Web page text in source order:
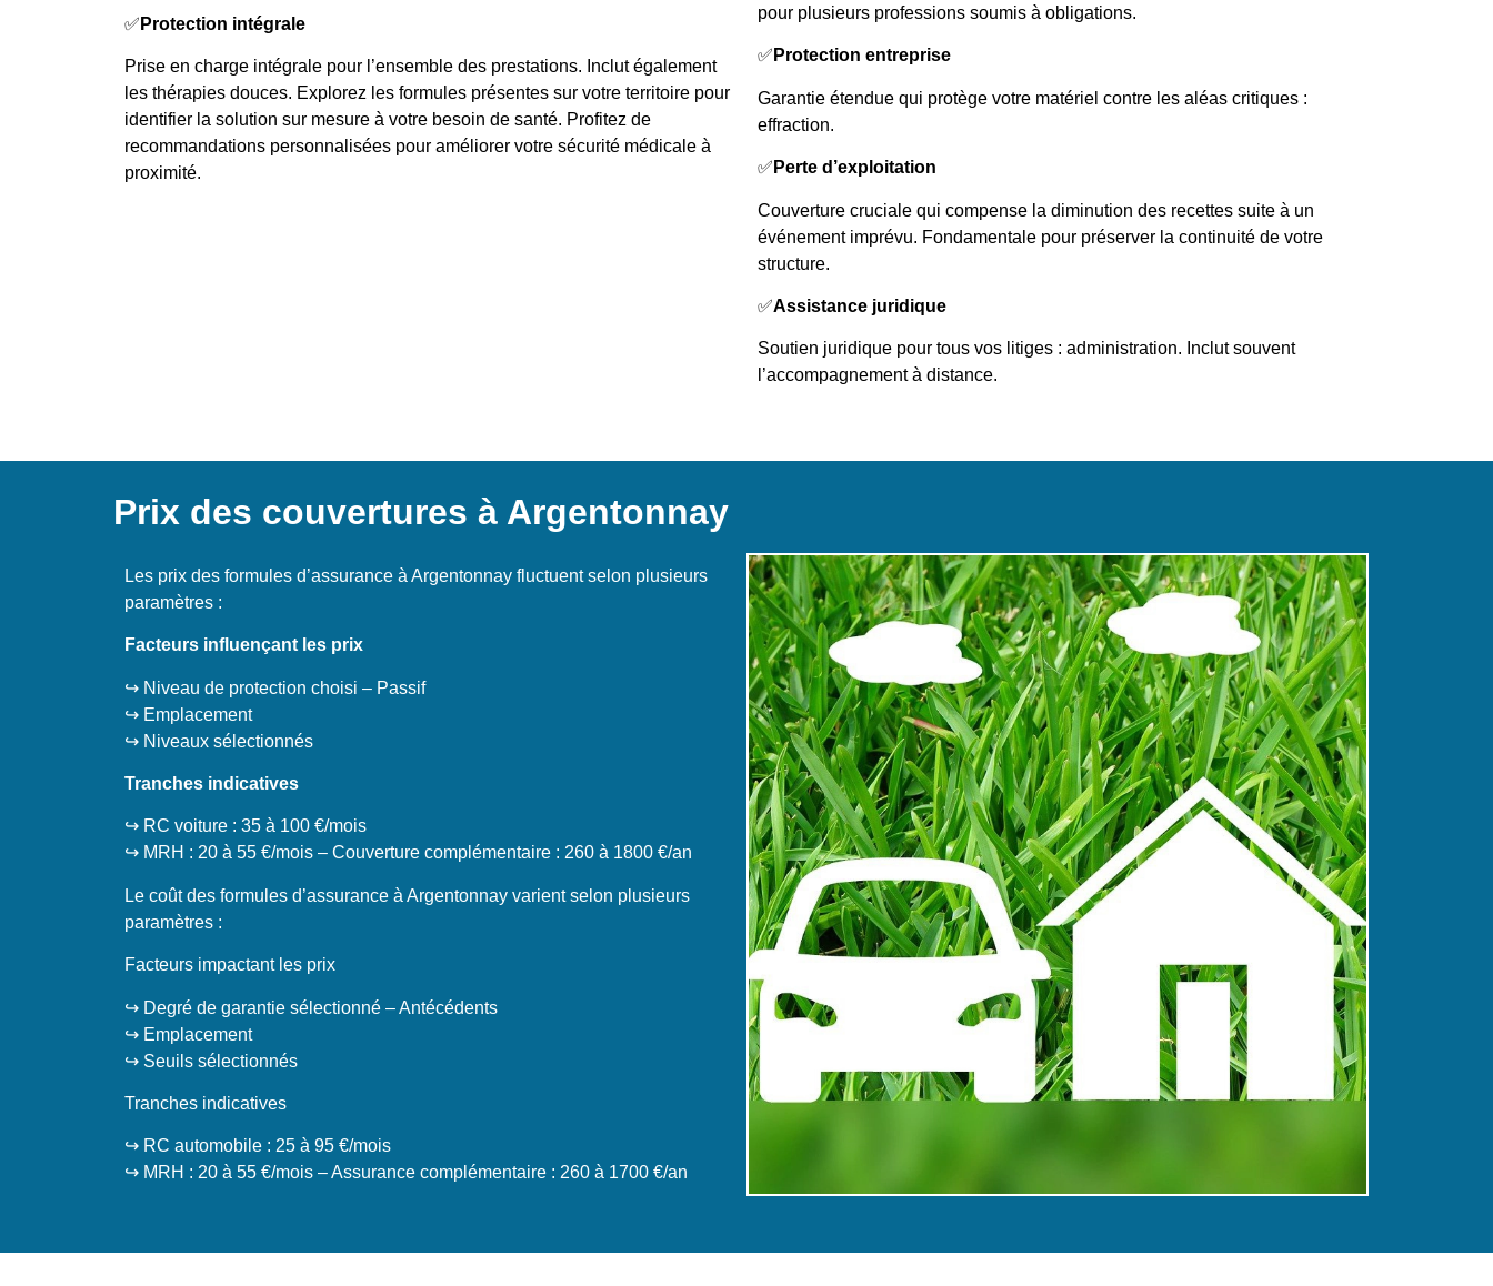
✅ Protection intégrale
Prise en charge intégrale pour l’ensemble des prestations. Inclut également
les thérapies douces. Explorez les formules présentes sur votre territoire pour
identifier la solution sur mesure à votre besoin de santé. Profitez de
recommandations personnalisées pour améliorer votre sécurité médicale à
proximité.
pour plusieurs professions soumis à obligations.
✅ Protection entreprise
Garantie étendue qui protège votre matériel contre les aléas critiques :
effraction.
✅ Perte d’exploitation
Couverture cruciale qui compense la diminution des recettes suite à un
événement imprévu. Fondamentale pour préserver la continuité de votre
structure.
✅Assistance juridique
Soutien juridique pour tous vos litiges : administration. Inclut souvent
l’accompagnement à distance.
Prix des couvertures à Argentonnay
Les prix des formules d’assurance à Argentonnay fluctuent selon plusieurs
paramètres :
Facteurs influençant les prix
↪️ Niveau de protection choisi – Passif
↪️ Emplacement
↪️ Niveaux sélectionnés
Tranches indicatives
↪️ RC voiture : 35 à 100 €/mois
↪️ MRH : 20 à 55 €/mois – Couverture complémentaire : 260 à 1800 €/an
Le coût des formules d’assurance à Argentonnay varient selon plusieurs
paramètres :
Facteurs impactant les prix
↪️ Degré de garantie sélectionné – Antécédents
↪️ Emplacement
↪️ Seuils sélectionnés
Tranches indicatives
↪️ RC automobile : 25 à 95 €/mois
↪️ MRH : 20 à 55 €/mois – Assurance complémentaire : 260 à 1700 €/an